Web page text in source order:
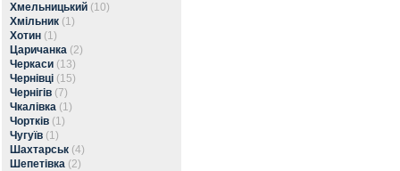
Хмельницький (10)
Хмільник (1)
Хотин (1)
Царичанка (2)
Черкаси (13)
Чернівці (15)
Чернігів (7)
Чкалівка (1)
Чортків (1)
Чугуїв (1)
Шахтарськ (4)
Шепетівка (2)